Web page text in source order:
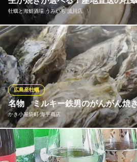
個室居酒屋 焼き鳥と牡蠣 広島立町
広島立町 個室 居酒屋
広電本線立町駅 徒歩2分
広島県広島市中区立町5-2 キャッスル立町B1
牡蠣と海鮮酒場 うみいち 流川店
産地直送の新鮮な殻付き牡蠣をご提供
る当店自慢の牡蠣は、生でも焼きでも
牡蠣ならクリーミーで濃厚な旨みを、
縮された味わいを堪能◎どちらも至高
さを活かした贅沢な一品を、お好みに
い。
牡蠣と海鮮酒場 うみいち 流川店
牡蠣や海鮮を完全個室で
広電本線胡町駅 徒歩1分
広島県広島市中区胡町3-15 WAOビル5F
名物 ミルキー鉄男のがんがん焼
かき小屋袋町 海平商店
広島産牡蠣
名物はかきの旨味をシンプルに味わう
がんがん焼き』。 カキのミルクも美味